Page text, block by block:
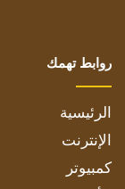
روابط تهمك
الرئيسية
الإنترنت
كمبيوتر